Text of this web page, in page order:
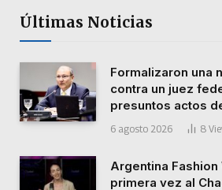
Últimas Noticias
Formalizaron una
contra un juez
presuntos actos
6 agosto 2026 8
Argentina
primera vez al